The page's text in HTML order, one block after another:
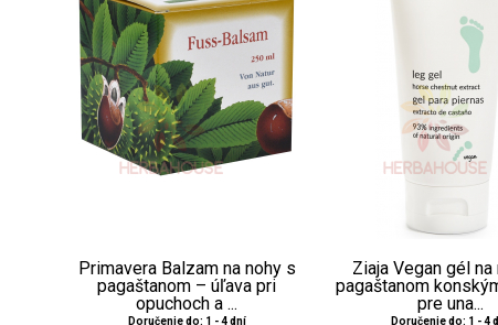
Primavera Balzam na nohy s
pagaštanom – úľava pri
opuchoch a ...
Doručenie do: 1 - 4 dní
Ziaja Vegan gél na
pagaštanom
pre una...
Doručenie do: 1 - 4